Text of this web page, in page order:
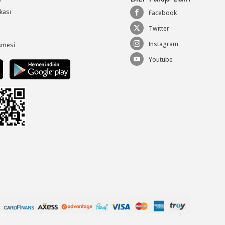
Facebook
Twitter
Instagram
Youtube